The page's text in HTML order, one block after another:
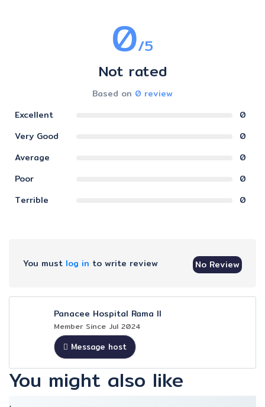
0/5
Not rated
Based on 0 review
Excellent
0
Very Good
0
Average
0
Poor
0
Terrible
0
You must log in to write review No Review
Panacee Hospital Rama II
Member Since Jul 2024
Message host
You might also like